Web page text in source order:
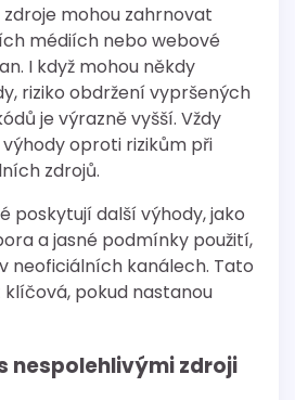
mohou zahrnovat
médiích nebo webové
I když mohou někdy
riziko obdržení vypršených
je výrazně vyšší. Vždy
oproti rizikům při
zdrojů.
poskytují další výhody, jako
a jasné podmínky použití,
neoficiálních kanálech. Tato
pokud nastanou
nespolehlivými zdroji